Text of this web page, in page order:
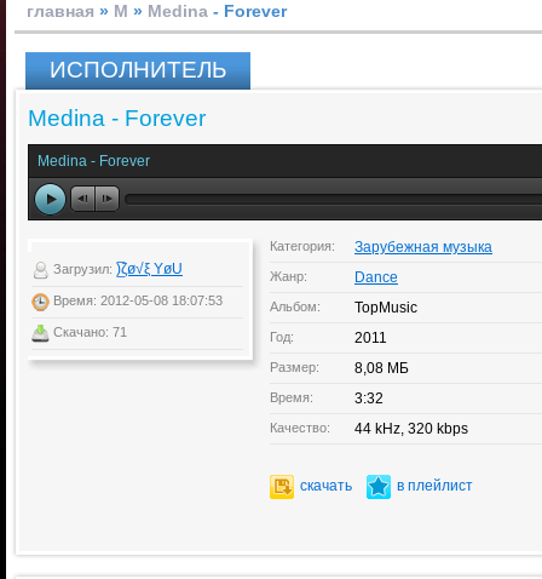
главная » M » Medina - Forever
ИСПОЛНИТЕЛЬ
Medina - Forever
Medina - Forever
Загрузил: )̲̅ζø√ξ YøU
Время: 2012-05-08 18:07:53
Скачано: 71
Категория: Зарубежная музыка
Жанр: Dance
Альбом: TopMusic
Год: 2011
Размер: 8,08 МБ
Время: 3:32
Качество: 44 kHz, 320 kbps
скачать в плейлист